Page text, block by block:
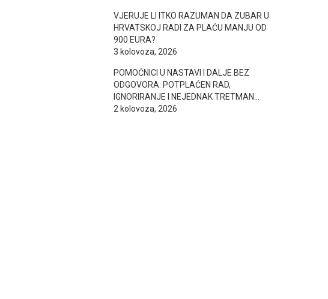
VJERUJE LI ITKO RAZUMAN DA ZUBAR U
HRVATSKOJ RADI ZA PLAĆU MANJU OD
900 EURA?
3 kolovoza, 2026
POMOĆNICI U NASTAVI I DALJE BEZ
ODGOVORA: POTPLAĆEN RAD,
IGNORIRANJE I NEJEDNAK TRETMAN…
2 kolovoza, 2026